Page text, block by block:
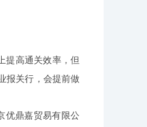
提高通关效率，但
报关行，会提前做
优鼎嘉贸易有限公